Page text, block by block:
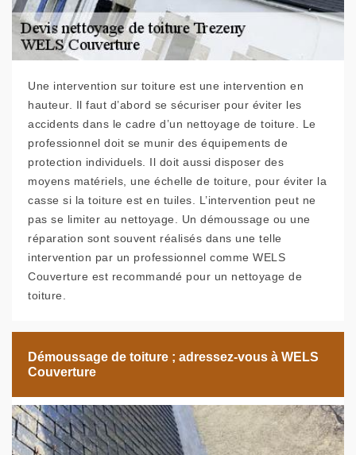
Une intervention sur toiture est une intervention en
hauteur. Il faut d’abord se sécuriser pour éviter les
accidents dans le cadre d’un nettoyage de toiture. Le
professionnel doit se munir des équipements de
protection individuels. Il doit aussi disposer des
moyens matériels, une échelle de toiture, pour éviter la
casse si la toiture est en tuiles. L’intervention peut ne
pas se limiter au nettoyage. Un démoussage ou une
réparation sont souvent réalisés dans une telle
intervention par un professionnel comme WELS
Couverture est recommandé pour un nettoyage de
toiture.
Démoussage de toiture ; adressez-vous à WELS
Couverture